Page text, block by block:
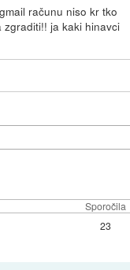
računu niso kr tko
ja kaki hinavci
Sporočila
23